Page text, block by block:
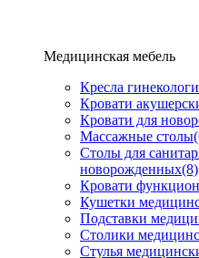
Медицинская мебель
Кресла
Кровати
Кровати для
Массажные столы
Столы для
новорожденных(8)
Кровати
Кушетки
Подставки
Столики
Стулья